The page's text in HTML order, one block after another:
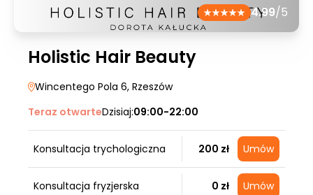
4.99/5
Holistic Hair Beauty
Wincentego Pola 6, Rzeszów
Teraz otwarteDzisiaj:09:00-22:00
Konsultacja trychologiczna 200 zł Umów
Konsultacja fryzjerska 0 zł Umów